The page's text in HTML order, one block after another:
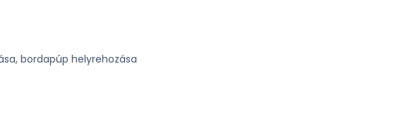
bordapúp helyrehozása